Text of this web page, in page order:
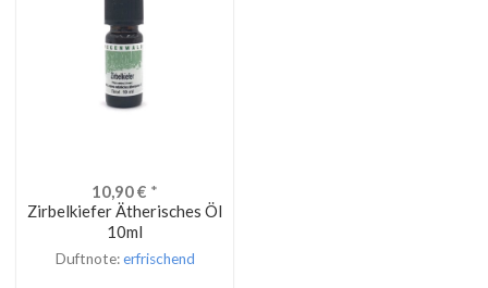
10,90€ *
Zirbelkiefer Ätherisches Öl
10ml
Duftnote:erfrischend